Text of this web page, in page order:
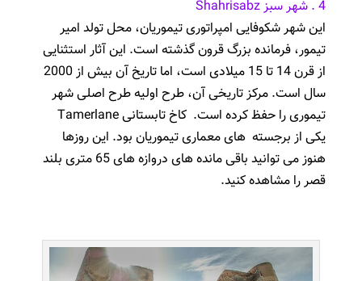
4 . شهر سبز Shahrisabz
این شهر شکوفایی امپراتوری تیموریان، محل تولد امیر
تیمور، فرمانده بزرگ قرون گذشته است. این آثار استثنایی
از قرن 14 تا 15 میلادی است، اما تاریخ آن بیش از 2000
سال است. مرکز تاریخی آن، طرح اولیه طرح اصلی شهر
تیموری را حفظ کرده است.
کاخ تابستانی Tamerlane
یکی از برجسته های معماری تیموریان بود. این روزها
هنوز می توانید باقی مانده های دروازه های 65 متری بلند
قصر را مشاهده کنید.